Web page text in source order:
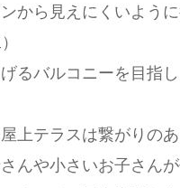
から見えにくいよう
るバルコニーを目指
上テラスは繋がりの
んや小さいお子さん